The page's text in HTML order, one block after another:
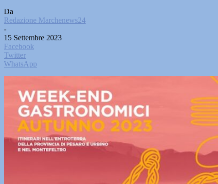
Da
Redazione Marchenews24
-
15 Settembre 2023
Facebook
Twitter
WhatsApp